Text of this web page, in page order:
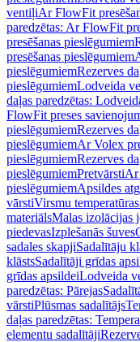
ventiļiAr FlowFit
paredzētas: Ar FlowFit
presēšanas pieslēgumiem
presēšanas pieslēgumiem
pieslēgumiemRezerves
pieslēgumiemLodveida
daļas paredzētas:
FlowFit preses
pieslēgumiemRezerves
pieslēgumiemAr Volex
pieslēgumiemRezerves
pieslēgumiemPretvārstiAr
pieslēgumiemApsildes
vārstiVirsmu
materiālsMalas izolācijas
piedevasIzplešanās šuves
sadales skapjiSadalītāju
klāstsSadalītāji grīdas
grīdas apsildeiLodveida
paredzētas: Pārejas
vārstiPlūsmas sadalītājs
daļas paredzētas:
elementu sadalītāji